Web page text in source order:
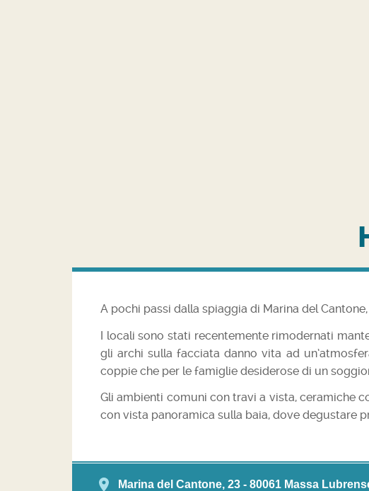
A pochi passi dalla spiaggia di Marina del
I locali sono stati recentemente rimodernati
gli archi sulla facciata danno vita ad
coppie che per le famiglie desiderose di un
Gli ambienti comuni con travi a vista, ceramiche
con vista panoramica sulla baia, dove degustare
Marina del Cantone, 23 - 80061 Massa